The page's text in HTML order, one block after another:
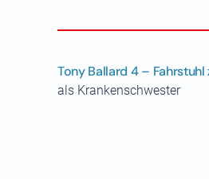
Tony Ballard 4 – Fahrstuhl
als Krankenschwester